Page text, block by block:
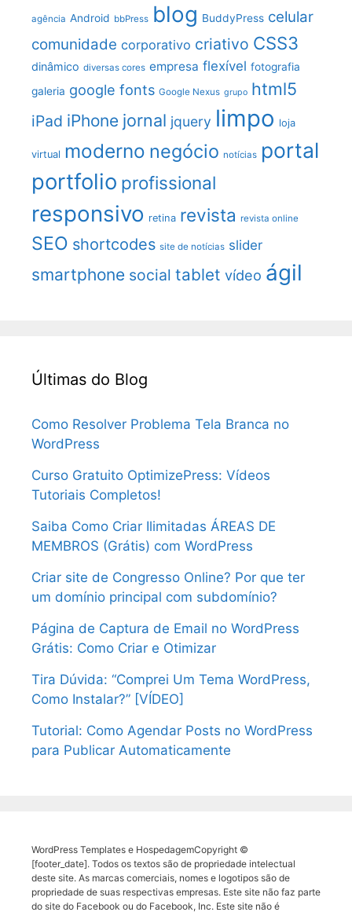
agência Android bbPress blog BuddyPress celular
comunidade corporativo criativo CSS3
dinâmico diversas cores empresa flexível fotografia
galeria google fonts Google Nexus grupo html5
iPad iPhone jornal jquery limpo loja
virtual moderno negócio notícias portal
portfolio profissional
responsivo retina revista revista online
SEO shortcodes site de notícias slider
smartphone social tablet vídeo ágil
Últimas do Blog
Como Resolver Problema Tela Branca no
WordPress
Curso Gratuito OptimizePress: Vídeos
Tutoriais Completos!
Saiba Como Criar Ilimitadas ÁREAS DE
MEMBROS (Grátis) com WordPress
Criar site de Congresso Online? Por que ter
um domínio principal com subdomínio?
Página de Captura de Email no WordPress
Grátis: Como Criar e Otimizar
Tira Dúvida: “Comprei Um Tema WordPress,
Como Instalar?” [VÍDEO]
Tutorial: Como Agendar Posts no WordPress
para Publicar Automaticamente
WordPress Templates e HospedagemCopyright ©
[footer_date]. Todos os textos são de propriedade intelectual
deste site. As marcas comerciais, nomes e logotipos são de
propriedade de suas respectivas empresas. Este site não faz parte
do site do Facebook ou do Facebook, Inc. Este site não é